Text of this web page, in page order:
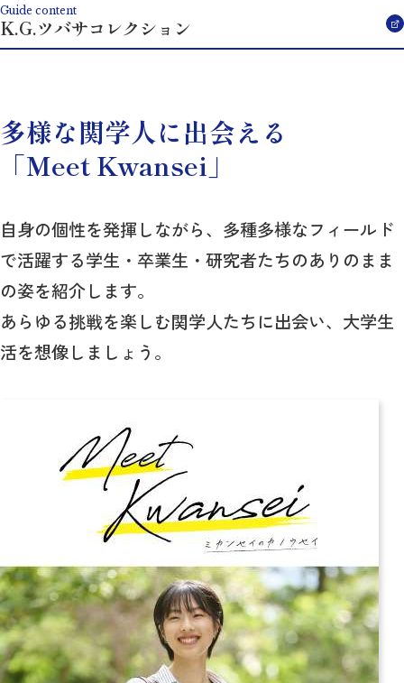
Guide content
K.G.ツバサコレクション
多様な関学人に出会える
「Meet Kwansei」
自身の個性を発揮しながら、多種多様なフィールド
で活躍する学生・卒業生・研究者たちのありのまま
の姿を紹介します。
あらゆる挑戦を楽しむ関学人たちに出会い、大学生
活を想像しましょう。